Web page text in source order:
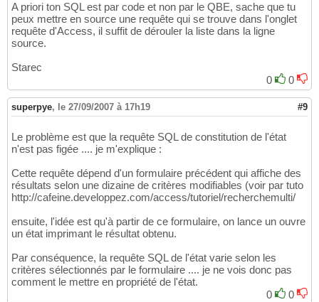
A priori ton SQL est par code et non par le QBE, sache que tu
peux mettre en source une requête qui se trouve dans l'onglet
requête d'Access, il suffit de dérouler la liste dans la ligne
source.
Starec
0
0
superpye, le 27/09/2007 à 17h19 #9
Le problème est que la requête SQL de constitution de l'état
n'est pas figée .... je m'explique :
Cette requête dépend d'un formulaire précédent qui affiche des
résultats selon une dizaine de critères modifiables (voir par tuto
http://cafeine.developpez.com/access/tutoriel/recherchemulti/
ensuite, l'idée est qu'à partir de ce formulaire, on lance un ouvre
un état imprimant le résultat obtenu.
Par conséquence, la requête SQL de l'état varie selon les
critères sélectionnés par le formulaire .... je ne vois donc pas
comment le mettre en propriété de l'état.
0
0